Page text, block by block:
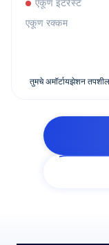
एकूण रक्कम
तुमचे अमॉर्टायझेशन तपशील